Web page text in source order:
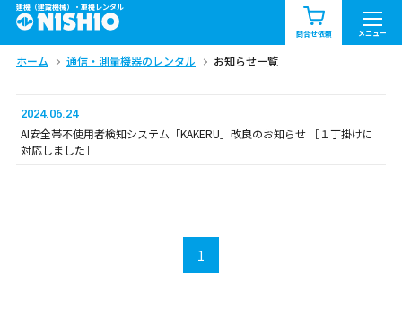
建機（建設機械）・重機レンタル
問合せ依頼 メニュー
商品一覧 お知らせ一覧
問合せ依頼リスト お問合せ
北海道
ホーム 通信・測量機器のレンタル お知らせ一覧
2024.06.24
AI安全帯不使用者検知システム「KAKERU」改良のお知らせ ［１丁掛けに
対応しました］
1